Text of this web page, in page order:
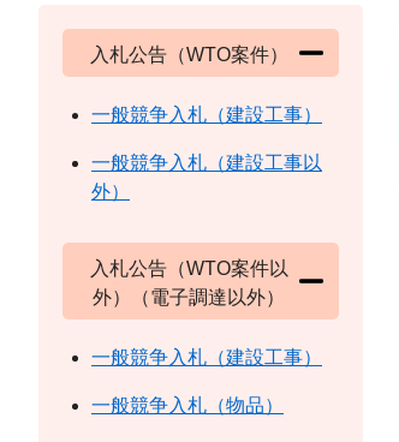
入札公告（WTO案件）
一般競争入札（建設工事）
一般競争入札（建設工事以
外）
入札公告（WTO案件以
外）（電子調達以外）
一般競争入札（建設工事）
一般競争入札（物品）